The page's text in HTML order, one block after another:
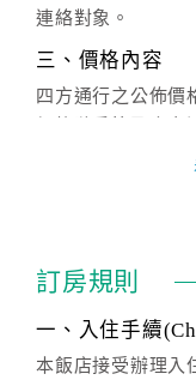
連絡對象。
三、價格內容
四方通行之公佈價
價」之當日價格為
話方式異動訂單。
※非客服時間之申
五、客服時間
訂房規則
一、入住手續
本飯店接受辦理入